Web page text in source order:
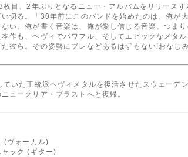
目、2年ぶりとなるニュー・アルバムをリリース
切る。「30年前にこのバンドを始めたのは、俺が
い。俺が書く音楽は、俺が愛し信じる音楽。つま
作も、ヘヴィでパワフル、そしてエピックなメ
彼ら。その姿勢にブレなどあるはずもない!おなじ
ていた正統派ヘヴィメタルを復活させたスウェーデン
ニュークリア・ブラストへと復帰。
(ヴォーカル)
ャック (ギター)